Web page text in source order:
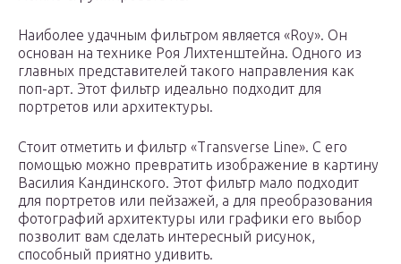
Наиболее удачным фильтром является «Roy». Он
основан на технике Роя Лихтенштейна. Одного из
главных представителей такого направления как
поп-арт. Этот фильтр идеально подходит для
портретов или архитектуры.
Стоит отметить и фильтр «Transverse Line». С его
помощью можно превратить изображение в картину
Василия Кандинского. Этот фильтр мало подходит
для портретов или пейзажей, а для преобразования
фотографий архитектуры или графики его выбор
позволит вам сделать интересный рисунок,
способный приятно удивить.